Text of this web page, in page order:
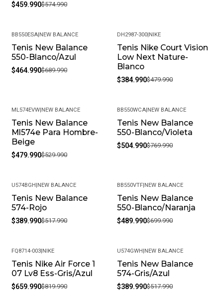
$459.990$574.990
-33%
BB550ESA| NEW BALANCE
Tenis New Balance
550-Blanco/Azul
$464.990$689.990
-20%
DH2987-300 NIKE
Tenis Nike Court Vision
Low Next Nature-
Blanco
$384.990$479.990
-9%
ML574EVW| NEW BALANCE
Tenis New Balance
Ml574e Para Hombre-
Beige
$479.990$529.990
-34%
BB550WCA NEW BALANCE
Tenis New Balance
550-Blanco/Violeta
$504.990$769.990
-25%
U574BGH|NEW BALANCE
Tenis New Balance
574-Rojo
$389.990$517.990
-30%
BB550VTF|NEW BALANCE
Tenis New Balance
550-Blanco/Naranja
$489.990$699.990
-20%
FQ8714-003|NIKE
Tenis Nike Air Force 1
07 Lv8 Ess-Gris/Azul
$659.990$819.990
-25%
U574GWH|NEW BALANCE
Tenis New Balance
574-Gris/Azul
$389.990$517.990